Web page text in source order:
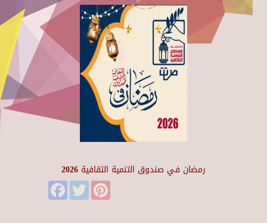
رمضان في صندوق التنمية الثقافية 2026
FacebookTwitter